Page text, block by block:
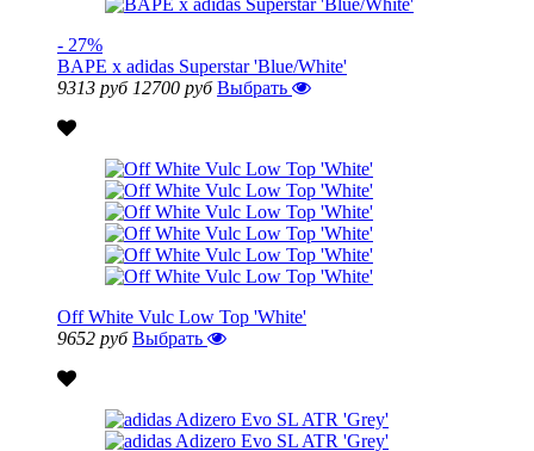
- 27%
BAPE x adidas Superstar 'Blue/White'
9313 руб 12700 руб Выбрать
Off White Vulc Low Top 'White'
9652 руб Выбрать